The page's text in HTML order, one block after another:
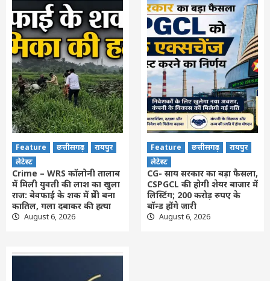
Feature छत्तीसगढ़
रायपुर
लेटेस्ट
Crime – WRS कॉलोनी तालाब
में मिली युवती की लाश का खुला
राज: बेवफाई के शक में प्रेमी बना
कातिल, गला दबाकर की हत्या
August 6, 2026
Feature छत्तीसगढ़
रायपुर
लेटेस्ट
CG- साय सरकार का बड़ा फैसला,
CSPGCL की होगी शेयर बाजार में
लिस्टिंग; 200 करोड़ रुपए के
बॉन्ड होंगे जारी
August 6, 2026